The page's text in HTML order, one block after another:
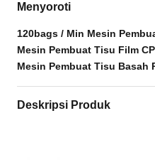
Menyoroti
120bags / Min Mesin
Mesin Pembuat Tisu Film
Mesin Pembuat Tisu Basah
Deskripsi Produk